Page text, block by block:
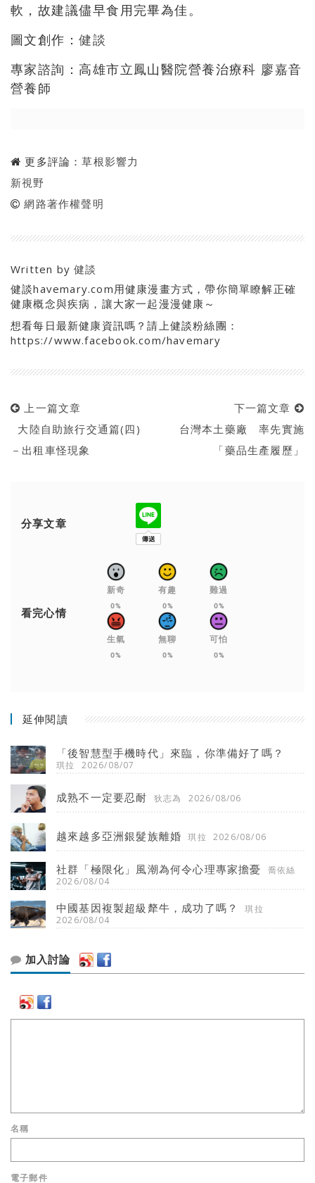
軟，故建議儘早食用完畢為佳。
圖文創作：健談
專家諮詢：高雄市立鳳山醫院營養治療科 廖嘉音
營養師
更多評論：草根影響力
新視野
網路著作權聲明
Written by健談
健談havemary.com用健康漫畫方式，帶你簡單瞭解正確
健康概念與疾病，讓大家一起漫漫健康～
想看每日最新健康資訊嗎？請上健談粉絲團：
https://www.facebook.com/havemary
上一篇文章
大陸自助旅行交通篇(四)
－出租車怪現象
下一篇文章
台灣本土藥廠 率先實施
「藥品生產履歷」
分享文章
看完心情
新奇
0%
有趣
0%
難過
0%
生氣
0%
無聊
0%
可怕
0%
延伸閱讀
「後智慧型手機時代」來臨，你準備好了嗎？
琪拉 2026/08/07
成熟不一定要忍耐 狄志為 2026/08/06
越來越多亞洲銀髮族離婚 琪拉 2026/08/06
社群「極限化」風潮為何令心理專家擔憂
喬依絲
2026/08/04
中國基因複製超級犛牛，成功了嗎？
琪拉
2026/08/04
加入討論
名稱
電子郵件